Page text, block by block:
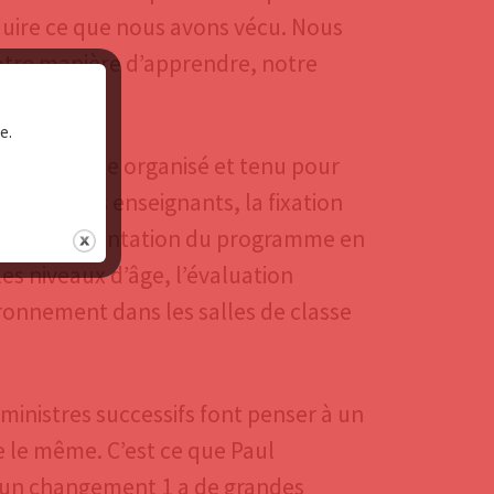
ce que nous avons vécu. Nous
manière d’apprendre, notre
de pensée organisé et tenu pour
par les enseignants, la fixation
la fragmentation du programme en
niveaux d’âge, l’évaluation
dans les salles de classe
successifs font penser à un
même. C’est ce que Paul
changement 1 a de grandes